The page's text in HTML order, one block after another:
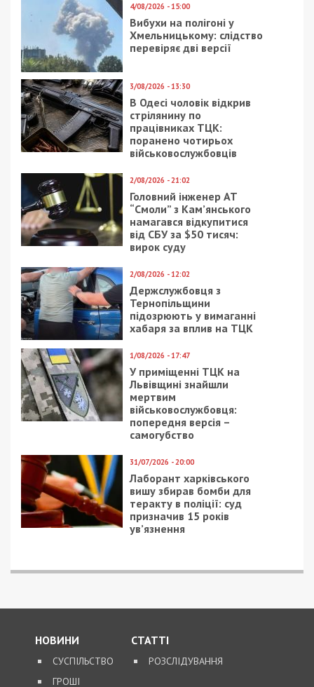
4/08/2026 - 15:00
Вибухи на полігоні у
Хмельницькому: слідство
перевіряє дві версії
3/08/2026 - 13:30
В Одесі чоловік відкрив
стрілянину по
працівниках ТЦК:
поранено чотирьох
військовослужбовців
2/08/2026 - 21:02
Головний інженер АТ
“Смоли” з Кам’янського
намагався відкупитися
від СБУ за $50 тисяч:
вирок суду
2/08/2026 - 12:02
Держслужбовця з
Тернопільщини
підозрюють у вимаганні
хабаря за вплив на ТЦК
1/08/2026 - 17:47
У приміщенні ТЦК на
Львівщині знайшли
мертвим
військовослужбовця:
попередня версія –
самогубство
31/07/2026 - 20:00
Лаборант харківського
вишу збирав бомби для
теракту в поліції: суд
призначив 15 років
ув’язнення
НОВИНИ
СУСПІЛЬСТВО
ГРОШІ
СТАТТІ
РОЗСЛІДУВАННЯ